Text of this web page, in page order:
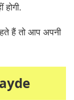
होगी.
हैं तो आप अपनी